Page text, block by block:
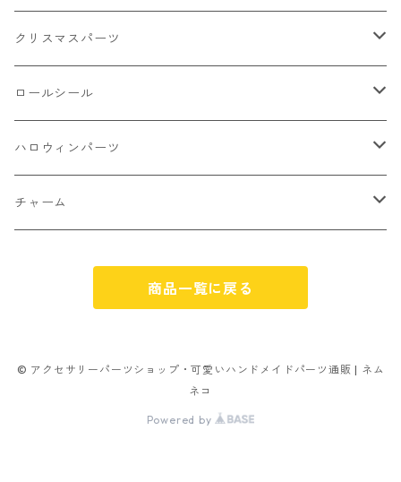
パン
ゼリー
お花
ミニパーツ ネイル
雑貨系
シーズン系
クラック
ソロバン型
アルファベット
単文字
スマイル
フラワー お花
不透明
3㎜
不透明タイプ
ミックスタイプ
4㎜
カラー丸カン
10㎜
ボールチップ
ピアスパーツ
ヘアーパーツ
カニカン
クリスマスパーツ
プラチャーム
デコパーツ 貼り付けパーツ
OPP袋
アクリルビーズ
フレークシュガー
ロールシール
サンキュー
クリスマス
フレークシュガー
ハロウィンパーツ
おばけ
チャーム
アルファベット
商品一覧に戻る
© アクセサリーパーツショップ・可愛いハンドメイドパーツ通販 | ネム
ネコ
Powered by